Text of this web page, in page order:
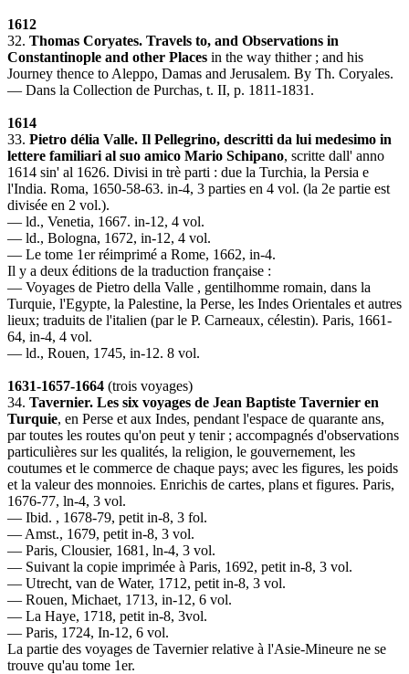
1612
32. Thomas Coryates. Travels to, and Observations in
Constantinople and other Places in the way thither ; and his
Journey thence to Aleppo, Damas and Jerusalem. By Th. Coryales.
— Dans la Collection de Purchas, t. II, p. 1811-1831.
1614
33. Pietro délia Valle. Il Pellegrino, descritti da lui medesimo in
lettere familiari al suo amico Mario Schipano, scritte dall' anno
1614 sin' al 1626. Divisi in trè parti : due la Turchia, la Persia e
l'India. Roma, 1650-58-63. in-4, 3 parties en 4 vol. (la 2e partie est
divisée en 2 vol.).
— ld., Venetia, 1667. in-12, 4 vol.
— ld., Bologna, 1672, in-12, 4 vol.
— Le tome 1er réimprimé a Rome, 1662, in-4.
Il y a deux éditions de la traduction française :
— Voyages de Pietro della Valle , gentilhomme romain, dans la
Turquie, l'Egypte, la Palestine, la Perse, les Indes Orientales et autres
lieux; traduits de l'italien (par le P. Carneaux, célestin). Paris, 1661-
64, in-4, 4 vol.
— ld., Rouen, 1745, in-12. 8 vol.
1631-1657-1664 (trois voyages)
34. Tavernier. Les six voyages de Jean Baptiste Tavernier en
Turquie, en Perse et aux Indes, pendant l'espace de quarante ans,
par toutes les routes qu'on peut y tenir ; accompagnés d'observations
particulières sur les qualités, la religion, le gouvernement, les
coutumes et le commerce de chaque pays; avec les figures, les poids
et la valeur des monnoies. Enrichis de cartes, plans et figures. Paris,
1676-77, ln-4, 3 vol.
— Ibid. , 1678-79, petit in-8, 3 fol.
— Amst., 1679, petit in-8, 3 vol.
— Paris, Clousier, 1681, ln-4, 3 vol.
— Suivant la copie imprimée à Paris, 1692, petit in-8, 3 vol.
— Utrecht, van de Water, 1712, petit in-8, 3 vol.
— Rouen, Michaet, 1713, in-12, 6 vol.
— La Haye, 1718, petit in-8, 3vol.
— Paris, 1724, In-12, 6 vol.
La partie des voyages de Tavernier relative à l'Asie-Mineure ne se
trouve qu'au tome 1er.